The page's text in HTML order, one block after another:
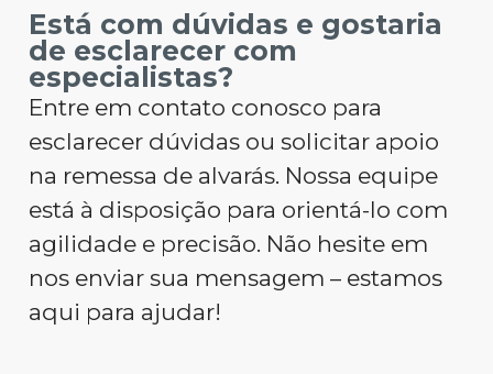
Está com dúvidas e gostaria
de esclarecer com
especialistas?
Entre em contato conosco para
esclarecer dúvidas ou solicitar apoio
na remessa de alvarás. Nossa equipe
está à disposição para orientá-lo com
agilidade e precisão. Não hesite em
nos enviar sua mensagem – estamos
aqui para ajudar!